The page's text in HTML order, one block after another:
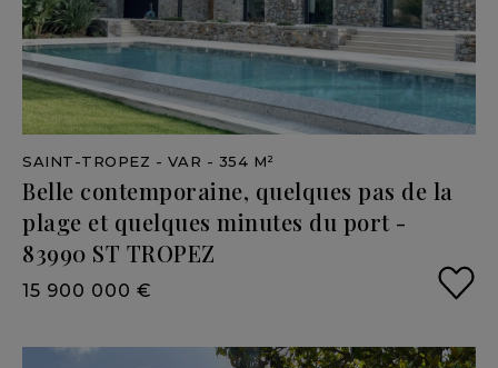
SAINT-TROPEZ - VAR - 354 M²
Belle contemporaine, quelques pas de la
plage et quelques minutes du port -
83990 ST TROPEZ
15 900 000 €